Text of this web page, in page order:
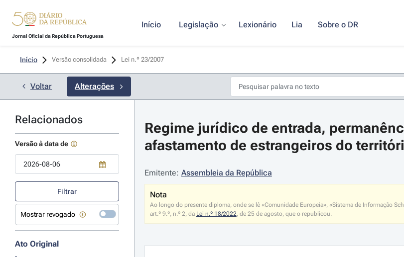
Jornal Oficial da República Portuguesa
Início Legislação Lexionário Lia Sobre o DR
Início Versão consolidada Lei n.º 23/2007
Voltar Alterações
Relacionados
Versão à data de
Use a tecla de seta para baixo para abrir o calendário; Use as teclas de seta para navegar pelos dias do calendário; Use
Filtrar
Mostrar revogado
Ato Original
Regime jurídico de entrada,
afastamento de estrangeiros do
Emitente: Assembleia da República
Nota
Ao longo do presente diploma, onde se lê «Comunidade Europeia», «Sistema de Informação
art.º 9.º, n.º 2, da Lei n.º 18/2022, de 25 de agosto, que o republicou.